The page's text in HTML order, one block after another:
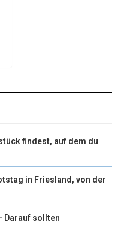
findest, auf dem du
in Friesland, von der
Darauf sollten